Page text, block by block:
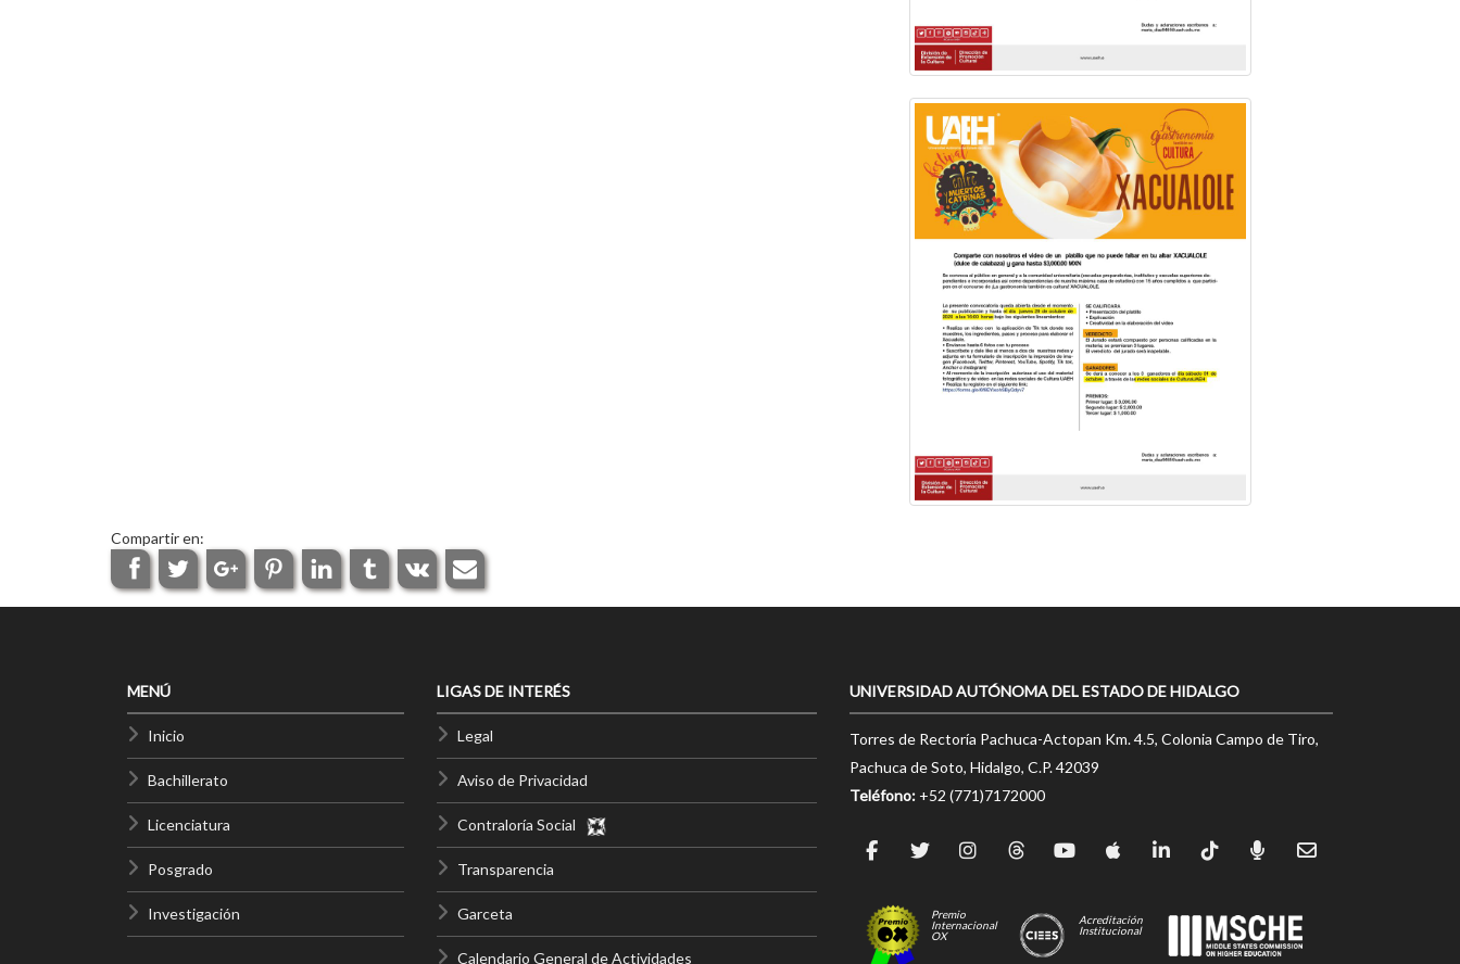
Compartir en:
MENÚ
Inicio
Bachillerato
Licenciatura
Posgrado
Investigación
LIGAS DE INTERÉS
Legal
Aviso de Privacidad
Contraloría Social
Transparencia
Garceta
Calendario General de Actividades
UNIVERSIDAD AUTÓNOMA DEL ESTADO DE HIDALGO
Torres de Rectoría Pachuca-Actopan Km. 4.5, Colonia Campo de Tiro,
Pachuca de Soto, Hidalgo, C.P. 42039
Teléfono: +52 (771)7172000
Premio
Internacional
OX
Acreditación
Institucional